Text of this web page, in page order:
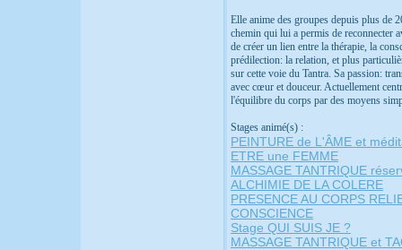
Elle anime des groupes depuis plus de
chemin qui lui a permis de reconnecter
de créer un lien entre la thérapie, la
prédilection: la relation, et plus
sur cette voie du Tantra. Sa passion:
avec cœur et douceur. Actuellement
l'équilibre du corps par des moyens
Stages animé(s) :
PEINTURE de L'ÂME et
ETRE une FEMME
MASSAGE TANTRIQUE
ALCHIMIE DE LA COLERE
PRESENCE AU CORPS
CONSCIENCE
Stage QUI SUIS JE ?
MASSAGE TANTRIQUE et